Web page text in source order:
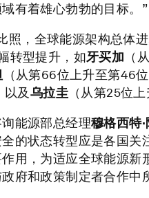
有着雄心勃勃的目标。”
照，全球能源架构总体
转型提升，如牙买加 （
（从第66位上升至第46位
以及乌拉圭 （从第25位
能源部总经理穆格西特
的状态转型应是各国
用，为适应全球能源
府和政策制定者合作中